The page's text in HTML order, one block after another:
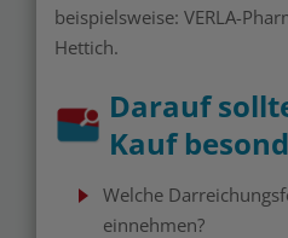
beispielsweise: VERLA-
Hettich.
Darauf
Kauf
Welche
einnehmen?